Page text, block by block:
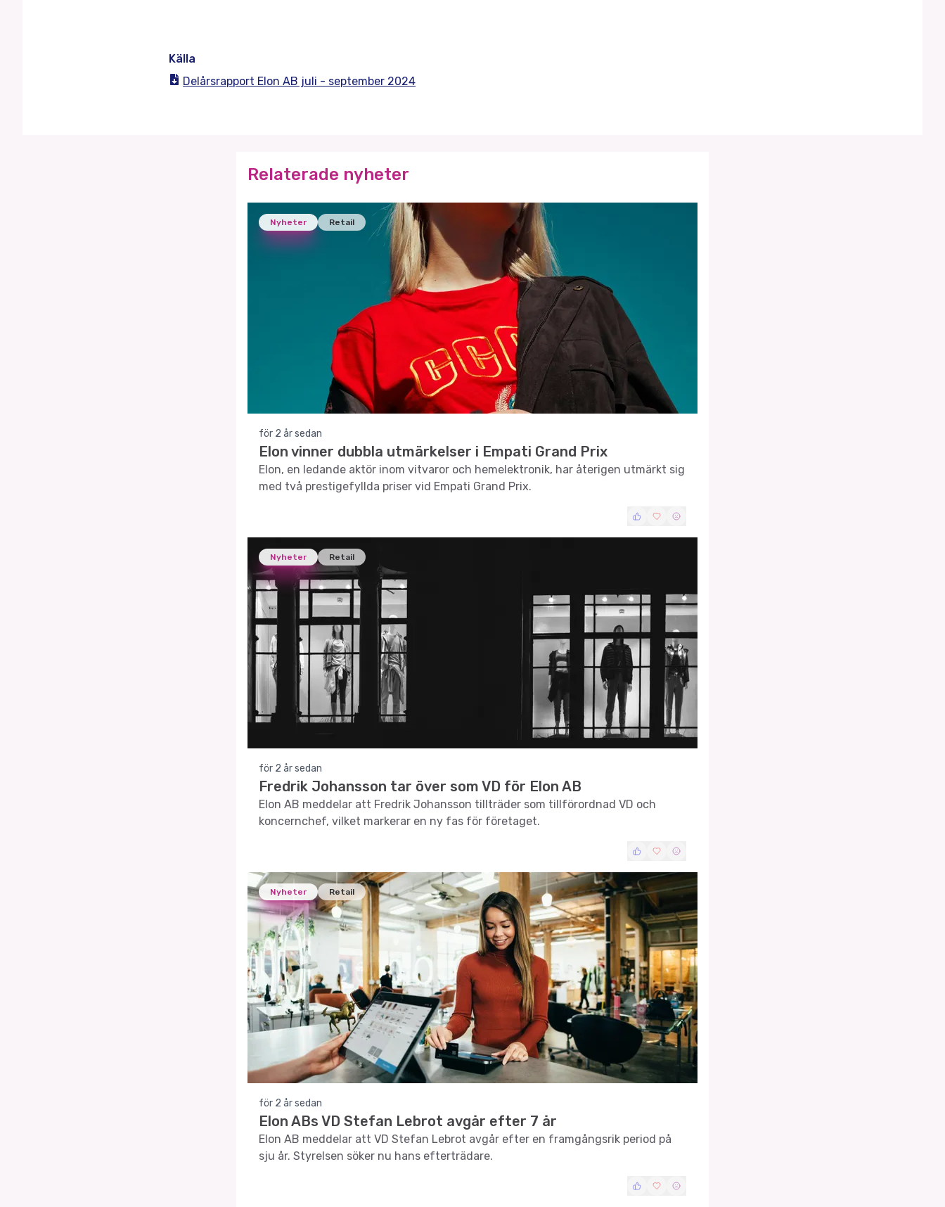
Källa
Delårsrapport Elon AB juli - september 2024
Relaterade nyheter
Nyheter Retail
för 2 år sedan
Elon vinner dubbla utmärkelser i Empati Grand Prix
Elon, en ledande aktör inom vitvaror och hemelektronik, har återigen utmärkt sig
med två prestigefyllda priser vid Empati Grand Prix.
Nyheter Retail
för 2 år sedan
Fredrik Johansson tar över som VD för Elon AB
Elon AB meddelar att Fredrik Johansson tillträder som tillförordnad VD och
koncernchef, vilket markerar en ny fas för företaget.
Nyheter Retail
för 2 år sedan
Elon ABs VD Stefan Lebrot avgår efter 7 år
Elon AB meddelar att VD Stefan Lebrot avgår efter en framgångsrik period på
sju år. Styrelsen söker nu hans efterträdare.